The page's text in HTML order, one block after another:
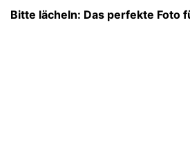
Bitte lächeln: Das perfekte Foto